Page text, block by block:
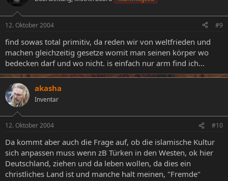
12. Oktober 2004 #9
find sowas total primitiv, da reden wir von weltfrieden und
machen gleichzeitig gesetze womit man seinen körper wo
bedecken darf und wo nicht. is einfach nur arm find ich...
akasha
Inventar
12. Oktober 2004 #10
Da kommt aber auch die Frage auf, ob die islamische Kultur
sich anpassen muss wenn zB Türken in den Westen, ok hier
Deutschland, ziehen und da leben wollen, da dies ein
christliches Land ist und manche halt meinen, "Fremde"